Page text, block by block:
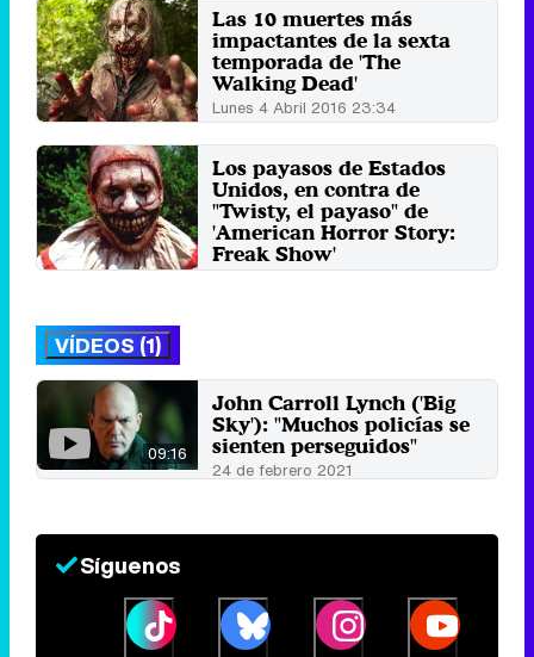
Las 10 muertes más
impactantes de la sexta
temporada de 'The
Walking Dead'
Lunes 4 Abril 2016 23:34
Los payasos de Estados
Unidos, en contra de
"Twisty, el payaso" de
'American Horror Story:
Freak Show'
Jueves 16 Octubre 2014 18:48
VÍDEOS (1)
09:16
John Carroll Lynch ('Big
Sky'): "Muchos policías se
sienten perseguidos"
24 de febrero 2021
Síguenos